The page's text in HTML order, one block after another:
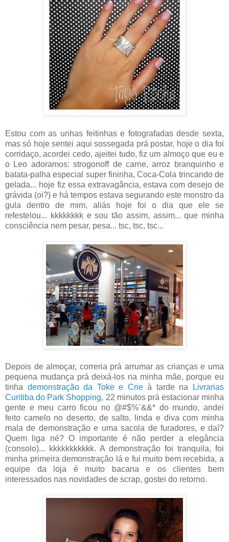
Estou com as unhas feitinhas e fotografadas desde sexta,
mas só hoje sentei aqui sossegada prá postar, hoje o dia foi
corridaço, acordei cedo, ajeitei tudo, fiz um almoço que eu e
o Leo adoramos: strogonoff de carne, arroz branquinho e
batata-palha especial super fininha, Coca-Cola trincando de
gelada... hoje fiz essa extravagância, estava com desejo de
grávida (oi?) e há tempos estava segurando este monstro da
gula dentro de mim, aliás hoje foi o dia que ele se
refestelou... kkkkkkkk e sou tão assim, assim... que minha
consciência nem pesar, pesa... tsc, tsc, tsc...
Depois de almoçar, correria prá arrumar as crianças e uma
pequena mudança prá deixá-los na minha mãe, porque eu
tinha demonstração da Toke e Crieà tarde na
Livrarias
Curitiba do Park Shopping, 22 minutos prá estacionar minha
gente e meu carro ficou no @#$%¨&&* do mundo, andei
feito camelo no deserto, de salto, linda e diva com minha
mala de demonstração e uma sacola de furadores, e daí?
Quem liga né? O importante é não perder a elegância
(consolo)... kkkkkkkkkkk. A demonstração foi tranquila, foi
minha primeira demonstração lá e fui muito bem recebida, a
equipe da loja é muito bacana e os clientes bem
interessados nas novidades de scrap, gostei do retorno.